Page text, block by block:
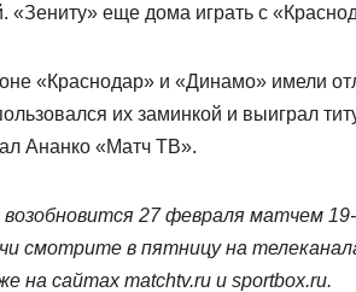
«Зениту» еще дома играть с
«Краснодар» и «Динамо» имели
их заминкой и выиграл
Ананко «Матч ТВ».
27 февраля матчем
смотрите в пятницу на
на сайтах matchtv.ru и sportbox.ru.